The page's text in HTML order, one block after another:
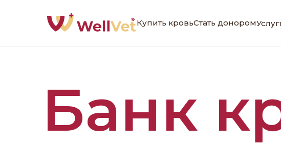
Купить кровьСтать донором
Банк